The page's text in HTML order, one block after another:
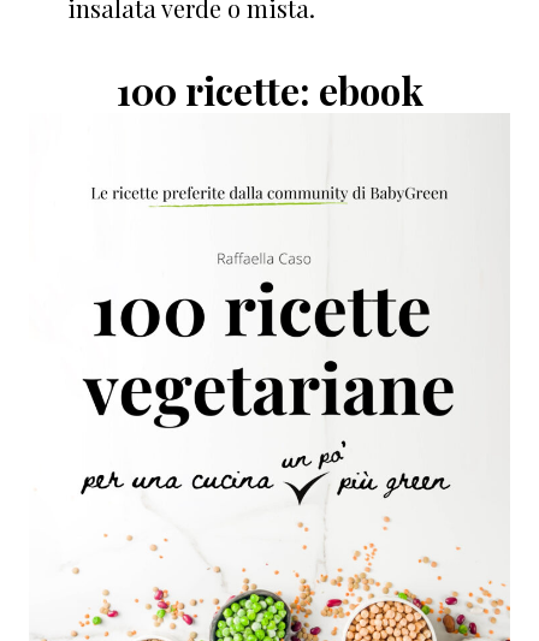
insalata verde o mista.
100 ricette: ebook